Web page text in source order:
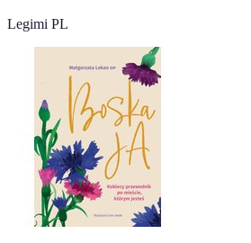
Legimi PL